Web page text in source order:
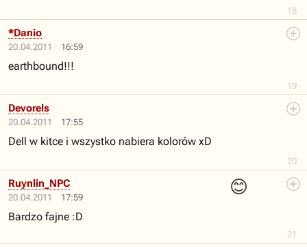
18
20.04.2011 16:59
19
*Danio
earthbound!!!
20.04.2011 17:55
20
Devorels
Dell w kitce i wszystko nabiera kolorów xD
20.04.2011 17:59
😊
21
Ruynlin_NPC
Bardzo fajne :D